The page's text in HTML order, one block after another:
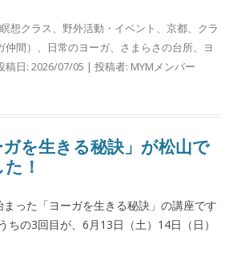
想クラス、 野外活動・イベント 、 京都、 クラ
間） 、 日常のヨーガ、 さまらさの台所、
ヨ
稿日: 2026/07/05 | 投稿者: MYMメンバー
を生きる秘訣」が松山で
！
った「ヨーガを生きる秘訣」の講座です
ちの3回目が、6月13日（土）14日（日）